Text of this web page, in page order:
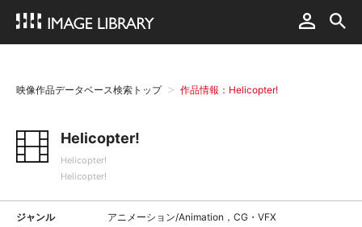
映像作品データベース検索トップ 作品情報：Helicopter!
Helicopter!
Helicopter!
Helicopter!
ジャンル アニメーション/Animation，CG・VFX